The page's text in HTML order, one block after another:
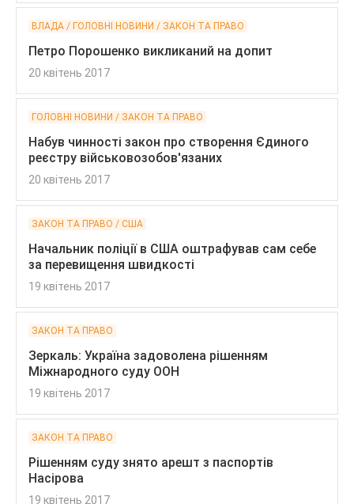
ВЛАДА / ГОЛОВНІ НОВИНИ / ЗАКОН ТА ПРАВО
Петро Порошенко викликаний на допит
20 квітень 2017
ГОЛОВНІ НОВИНИ / ЗАКОН ТА ПРАВО
Набув чинності закон про створення Єдиного
реєстру військовозобов'язаних
20 квітень 2017
ЗАКОН ТА ПРАВО / США
Начальник поліції в США оштрафував сам себе
за перевищення швидкості
19 квітень 2017
ЗАКОН ТА ПРАВО
Зеркаль: Україна задоволена рішенням
Міжнародного суду ООН
19 квітень 2017
ЗАКОН ТА ПРАВО
Рішенням суду знято арешт з паспортів
Насірова
19 квітень 2017